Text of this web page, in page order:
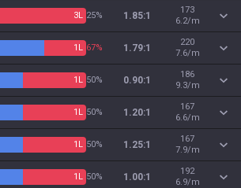
3L 25% 1.85:1
173
6.2/m
1 L 67% 1.79:1
220
7.6/m
1 L 50% 0.90:1
186
9.3/m
1 L 50% 1.20:1
167
6.6/m
1 L 50% 1.25:1
167
7.9/m
1 L 50% 1.00:1
192
6.9/m